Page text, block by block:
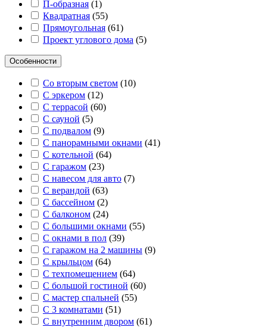
П-образная (1)
Квадратная (55)
Прямоугольная (61)
Проект углового дома (5)
Особенности
Со вторым светом (10)
С эркером (12)
С террасой (60)
С сауной (5)
С подвалом (9)
С панорамными окнами (41)
С котельной (64)
С гаражом (23)
С навесом для авто (7)
С верандой (63)
С бассейном (2)
С балконом (24)
С большими окнами (55)
С окнами в пол (39)
С гаражом на 2 машины (9)
С крыльцом (64)
С техпомещением (64)
С большой гостиной (60)
С мастер спальней (55)
С 3 комнатами (51)
С внутренним двором (61)